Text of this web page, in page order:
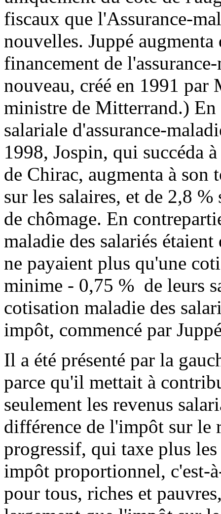
fiscaux que l'Assurance-
nouvelles. Juppé
financement de
nouveau, créé en 1991
ministre de Mitterrand.)
salariale d'assurance-
1998, Jospin, qui succéda
de Chirac, augmenta à
sur les salaires, et de 2,8
de chômage. En
maladie des salariés
ne payaient plus qu'une
minime - 0,75 % de leurs
cotisation maladie des
impôt, commencé par
Il a été présenté par la
parce qu'il mettait à
seulement les revenus
différence de l'impôt sur le
progressif, qui taxe plus
impôt proportionnel, c'est-
pour tous, riches et